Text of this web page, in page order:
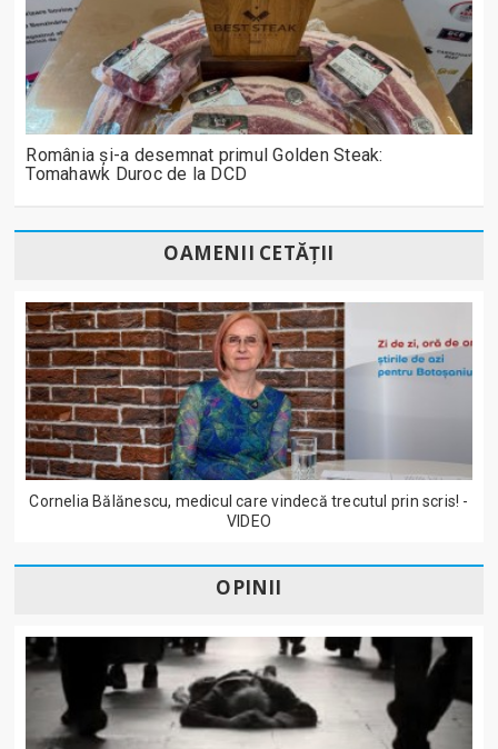
România și-a desemnat primul Golden Steak:
Tomahawk Duroc de la DCD
OAMENII CETĂȚII
Cornelia Bălănescu, medicul care vindecă trecutul prin scris! -
VIDEO
OPINII